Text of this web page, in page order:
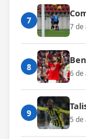
7
7 de
8
6 de
9
5 de